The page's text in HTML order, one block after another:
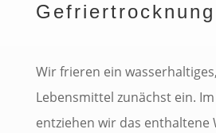
Gefriertrocknung
Wir frieren ein
Lebensmittel zunächst ein.
entziehen wir das enthaltene